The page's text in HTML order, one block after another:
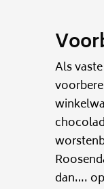
Als
dan….